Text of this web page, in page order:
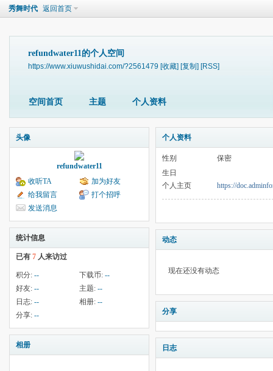
秀舞时代 返回首页
refundwater11的个人空间
https://www.xiuwushidai.com/?2561479 [收藏] [复制] [RSS]
空间首页 主题 个人资料
头像
refundwater11
收听TA
加为好友
给我留言
打个招呼
发送消息
统计信息
已有 7 人来访过
积分: -- 下载币: --
好友: -- 主题: --
日志: -- 相册: --
分享: --
相册
个人资料
性别
保密
生日
个人主页
https://
动态
现在还没有动态
分享
日志